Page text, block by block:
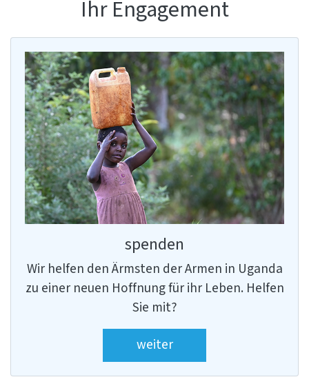
Ihr Engagement
spenden
Wir helfen den Ärmsten der Armen in Uganda
zu einer neuen Hoffnung für ihr Leben. Helfen
Sie mit?
weiter